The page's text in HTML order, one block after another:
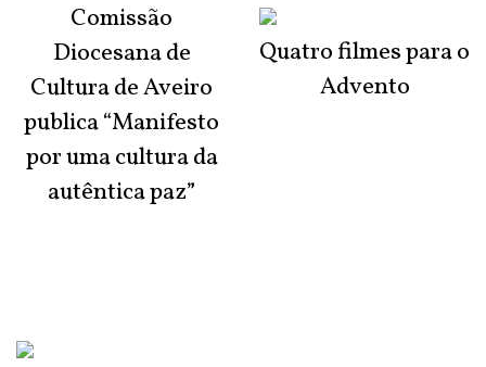
Comissão
Diocesana de
Cultura de Aveiro
publica “Manifesto
por uma cultura da
autêntica paz”
Quatro filmes para o
Advento